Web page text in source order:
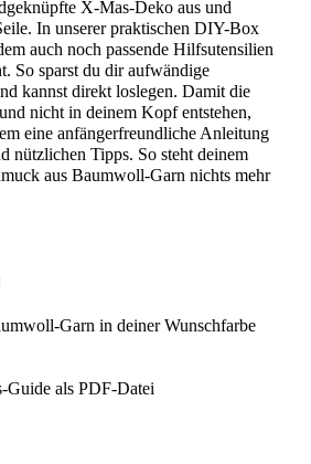
X-Mas-Deko aus und
In unserer praktischen DIY-Box
auch noch passende Hilfsutensilien
So sparst du dir aufwändige
kannst direkt loslegen. Damit die
nicht in deinem Kopf entstehen,
eine anfängerfreundliche Anleitung
nützlichen Tipps. So steht deinem
aus Baumwoll-Garn nichts mehr
Garn in deiner Wunschfarbe
Guide als PDF-Datei